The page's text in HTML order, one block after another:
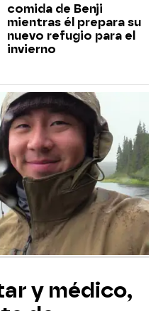
comida de Benji
mientras él prepara su
nuevo refugio para el
invierno
y médico,